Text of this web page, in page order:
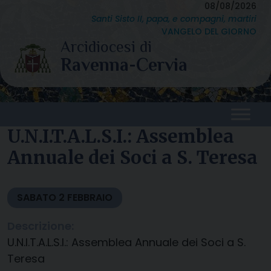
content
08/08/2026
Santi Sisto II, papa, e compagni, martiri
VANGELO DEL GIORNO
U.N.I.T.A.L.S.I.: Assemblea
Annuale dei Soci a S. Teresa
SABATO 2 FEBBRAIO
U.N.I.T.A.L.S.I.: Assemblea Annuale dei Soci a S.
Teresa